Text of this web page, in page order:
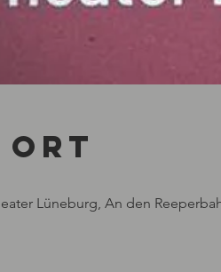
Ort
Lüneburg, An den